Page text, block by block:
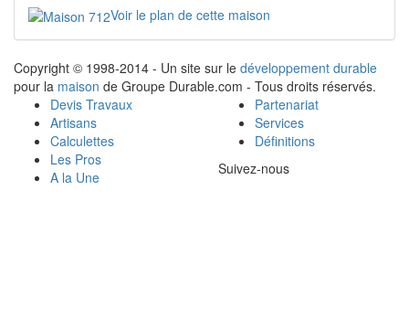
Voir le plan de cette maison
Copyright © 1998-2014 - Un site sur le développement durable
pour la maison de Groupe Durable.com - Tous droits réservés.
Devis Travaux
Artisans
Calculettes
Les Pros
A la Une
Partenariat
Services
Définitions
Suivez-nous